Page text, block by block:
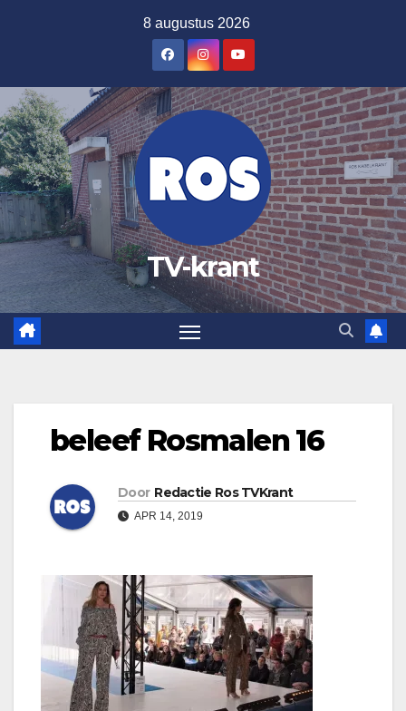
inhoud
8 augustus 2026
TV-krant
beleef Rosmalen 16
Door Redactie Ros TVKrant
APR 14, 2019